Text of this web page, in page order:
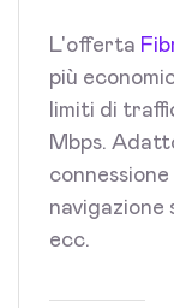
L'offerta
più
limiti di
Mbps.
navigazione
ecc.